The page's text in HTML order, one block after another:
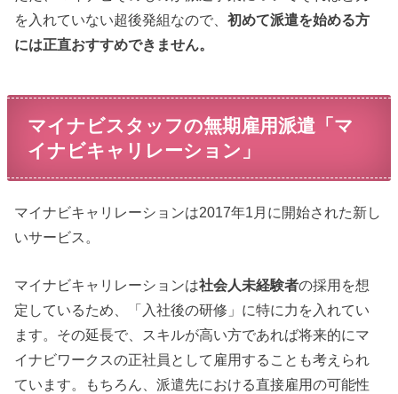
を入れていない超後発組なので、初めて派遣を始める方
には正直おすすめできません。
マイナビスタッフの無期雇用派遣「マ
イナビキャリレーション」
マイナビキャリレーションは2017年1月に開始された新し
いサービス。
マイナビキャリレーションは社会人未経験者の採用を想
定しているため、「入社後の研修」に特に力を入れてい
ます。その延長で、スキルが高い方であれば将来的にマ
イナビワークスの正社員として雇用することも考えられ
ています。もちろん、派遣先における直接雇用の可能性